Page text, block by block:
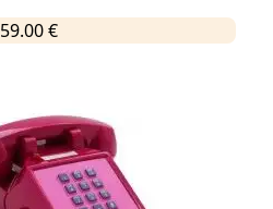
59.00 €